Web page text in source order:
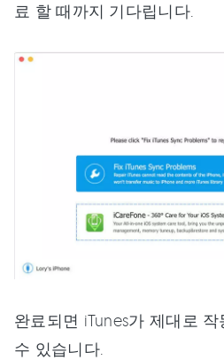
료 할 때까지 기다립니다.
완료되면 iTunes가 제대로
수 있습니다.